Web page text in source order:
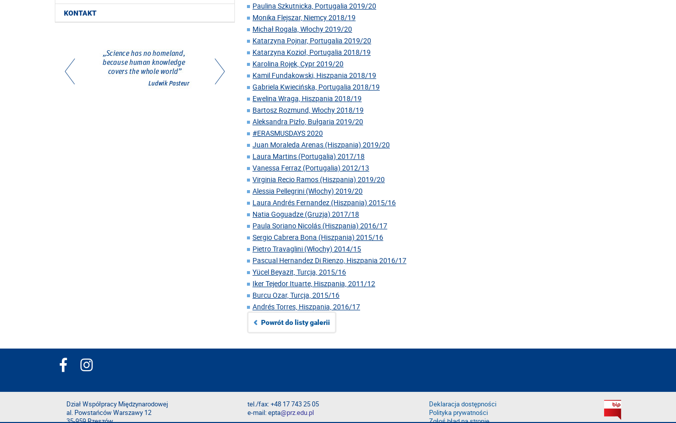
KONTAKT
Paulina Szkutnicka, Portugalia 2019/20
Monika Flejszar, Niemcy 2018/19
Michał Rogala, Włochy 2019/20
Katarzyna Pojnar, Portugalia 2019/20
Katarzyna Kozioł, Portugalia 2018/19
Karolina Rojek, Cypr 2019/20
Kamil Fundakowski, Hiszpania 2018/19
Gabriela Kwiecińska, Portugalia 2018/19
Ewelina Wraga, Hiszpania 2018/19
Bartosz Rozmund, Włochy 2018/19
Aleksandra Pizło, Bułgaria 2019/20
#ERASMUSDAYS 2020
Juan Moraleda Arenas (Hiszpania) 2019/20
Laura Martins (Portugalia) 2017/18
Vanessa Ferraz (Portugalia) 2012/13
Virginia Recio Ramos (Hiszpania) 2019/20
Alessia Pellegrini (Włochy) 2019/20
Laura Andrés Fernandez (Hiszpania) 2015/16
Natia Goguadze (Gruzja) 2017/18
Paula Soriano Nicolás (Hiszpania) 2016/17
Sergio Cabrera Bona (Hiszpania) 2015/16
Pietro Travaglini (Włochy) 2014/15
Pascual Hernandez Di Rienzo, Hiszpania 2016/17
Yücel Beyazit, Turcja, 2015/16
Iker Tejedor Ituarte, Hiszpania, 2011/12
Burcu Ozar, Turcja, 2015/16
Andrés Torres, Hiszpania, 2016/17
Powrót do listy galerii
Dział Współpracy Międzynarodowej
al. Powstańców Warszawy 12
35-959 Rzeszów
tel./fax: +48 17 743 25 05
e-mail: epta@prz.edu.pl
Deklaracja dostępności
Polityka prywatności
Zgłoś błąd na stronie